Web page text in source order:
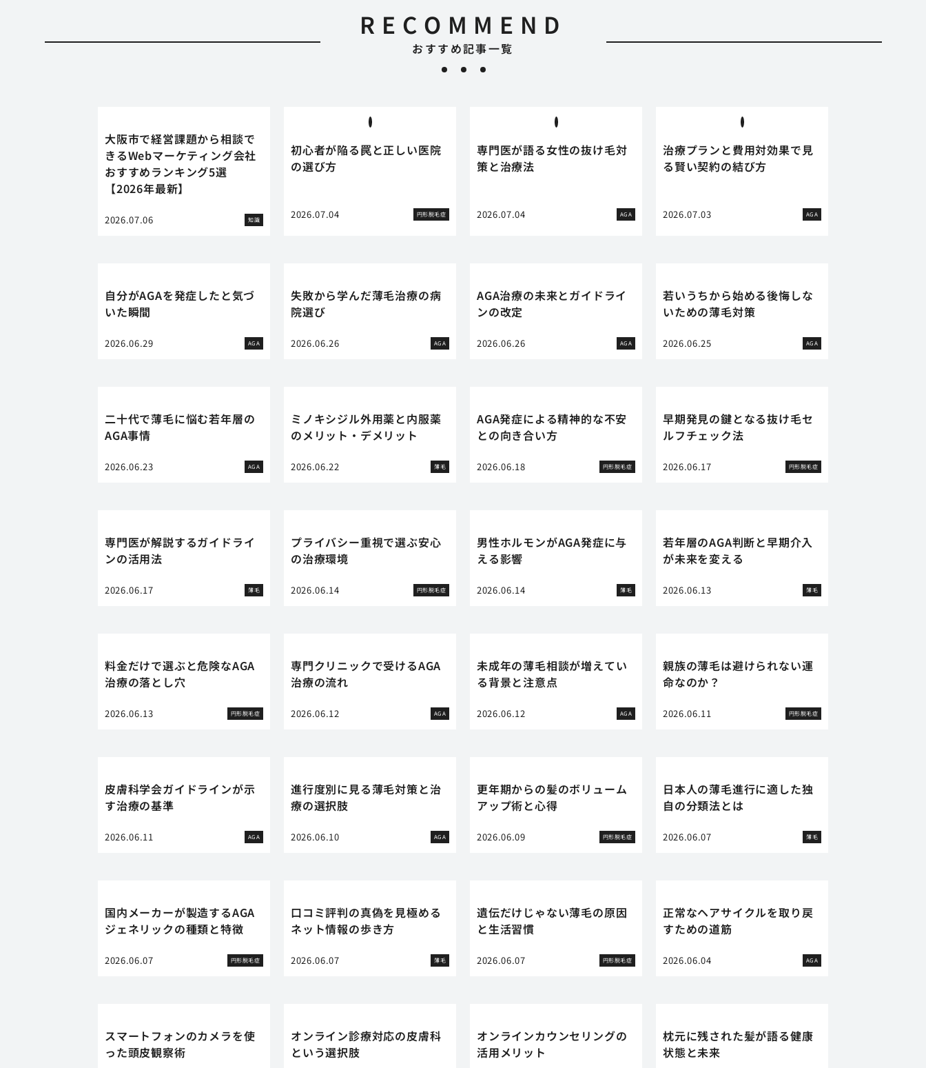
RECOMMEND
おすすめ記事一覧
大阪市で経営課題から相談で
きるWebマーケティング会社
おすすめランキング5選
【2026年最新】
2026.07.06 知識
初心者が陥る罠と正しい医院
の選び方
2026.07.04 円形脱毛症
専門医が語る女性の抜け毛対
策と治療法
2026.07.04 AGA
治療プランと費用対効果で見
る賢い契約の結び方
2026.07.03 AGA
自分がAGAを発症したと気づ
いた瞬間
2026.06.29 AGA
失敗から学んだ薄毛治療の病
院選び
2026.06.26 AGA
AGA治療の未来とガイドライ
ンの改定
2026.06.26 AGA
若いうちから始める後悔しな
いための薄毛対策
2026.06.25 AGA
二十代で薄毛に悩む若年層の
AGA事情
2026.06.23 AGA
ミノキシジル外用薬と内服薬
のメリット・デメリット
2026.06.22 薄毛
AGA発症による精神的な不安
との向き合い方
2026.06.18 円形脱毛症
早期発見の鍵となる抜け毛セ
ルフチェック法
2026.06.17 円形脱毛症
専門医が解説するガイドライ
ンの活用法
2026.06.17 薄毛
プライバシー重視で選ぶ安心
の治療環境
2026.06.14 円形脱毛症
男性ホルモンがAGA発症に与
える影響
2026.06.14 薄毛
若年層のAGA判断と早期介入
が未来を変える
2026.06.13 薄毛
料金だけで選ぶと危険なAGA
治療の落とし穴
2026.06.13 円形脱毛症
専門クリニックで受けるAGA
治療の流れ
2026.06.12 AGA
未成年の薄毛相談が増えてい
る背景と注意点
2026.06.12 AGA
親族の薄毛は避けられない運
命なのか？
2026.06.11 円形脱毛症
皮膚科学会ガイドラインが示
す治療の基準
2026.06.11 AGA
進行度別に見る薄毛対策と治
療の選択肢
2026.06.10 AGA
更年期からの髪のボリューム
アップ術と心得
2026.06.09 円形脱毛症
日本人の薄毛進行に適した独
自の分類法とは
2026.06.07 薄毛
国内メーカーが製造するAGA
ジェネリックの種類と特徴
2026.06.07 円形脱毛症
口コミ評判の真偽を見極める
ネット情報の歩き方
2026.06.07 薄毛
遺伝だけじゃない薄毛の原因
と生活習慣
2026.06.07 円形脱毛症
正常なヘアサイクルを取り戻
すための道筋
2026.06.04 AGA
スマートフォンのカメラを使
った頭皮観察術
オンライン診療対応の皮膚科
という選択肢
オンラインカウンセリングの
活用メリット
枕元に残された髪が語る健康
状態と未来